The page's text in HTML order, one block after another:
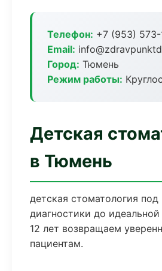
Телефон: +7 (953)
Email:
Город: Тюмень
Режим работы:
Детская
в Тюмень
детская стоматология под
диагностики до
12 лет возвращаем
пациентам.